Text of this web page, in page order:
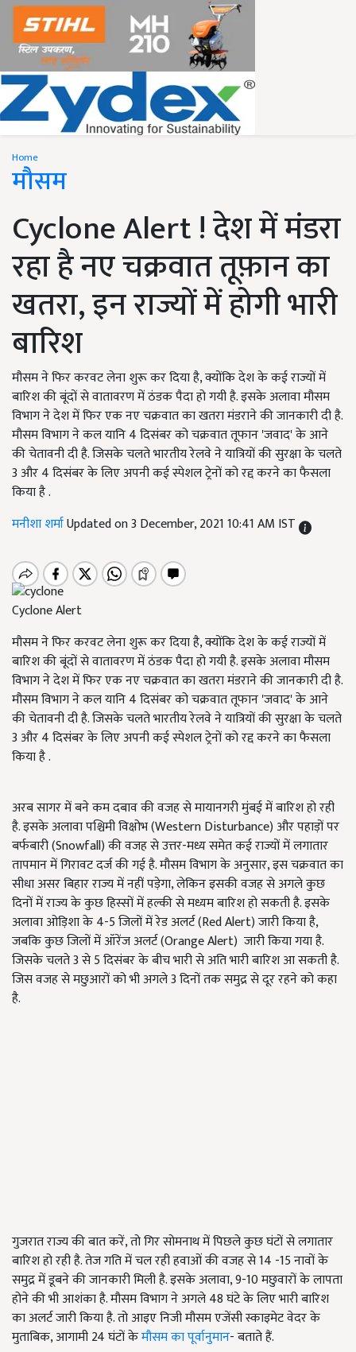
Home
मौसम
Cyclone Alert ! देश में मंडरा
रहा है नए चक्रवात तूफ़ान का
खतरा, इन राज्यों में होगी भारी
बारिश
मौसम ने फिर करवट लेना शुरू कर दिया है, क्योंकि देश के कई राज्यों में
बारिश की बूंदों से वातावरण में ठंडक पैदा हो गयी है. इसके अलावा मौसम
विभाग ने देश में फिर एक नए चक्रवात का खतरा मंडराने की जानकारी दी है.
मौसम विभाग ने कल यानि 4 दिसंबर को चक्रवात तूफान 'जवाद' के आने
की चेतावनी दी है. जिसके चलते भारतीय रेलवे ने यात्रियों की सुरक्षा के चलते
3 और 4 दिसंबर के लिए अपनी कई स्पेशल ट्रेनों को रद्द करने का फैसला
किया है .
मनीशा शर्माUpdated on 3 December, 2021 10:41 AM IST
Cyclone Alert
मौसम ने फिर करवट लेना शुरू कर दिया है, क्योंकि देश के कई राज्यों में
बारिश की बूंदों से वातावरण में ठंडक पैदा हो गयी है. इसके अलावा मौसम
विभाग ने देश में फिर एक नए चक्रवात का खतरा मंडराने की जानकारी दी है.
मौसम विभाग ने कल यानि 4 दिसंबर को चक्रवात तूफान 'जवाद' के आने
की चेतावनी दी है. जिसके चलते भारतीय रेलवे ने यात्रियों की सुरक्षा के चलते
3 और 4 दिसंबर के लिए अपनी कई स्पेशल ट्रेनों को रद्द करने का फैसला
किया है .
अरब सागर में बने कम दबाव की वजह से मायानगरी मुंबई में बारिश हो रही
है. इसके अलावा पश्चिमी विक्षोभ (Western Disturbance) और पहाड़ों पर
बर्फबारी (Snowfall) की वजह से उत्तर-मध्य समेत कई राज्यों में लगातार
तापमान में गिरावट दर्ज की गई है. मौसम विभाग के अनुसार, इस चक्रवात का
सीधा असर बिहार राज्य में नहीं पड़ेगा, लेकिन इसकी वजह से अगले कुछ
दिनों में राज्य के कुछ हिस्सों में हल्की से मध्यम बारिश हो सकती है. इसके
अलावा ओड़िशा के 4-5 जिलों में रेड अलर्ट (Red Alert) जारी किया है,
जबकि कुछ जिलों में ऑरेंज अलर्ट (Orange Alert) जारी किया गया है.
जिसके चलते 3 से 5 दिसंबर के बीच भारी से अति भारी बारिश आ सकती है.
जिस वजह से मछुआरों को भी अगले 3 दिनों तक समुद्र से दूर रहने को कहा
है.
गुजरात राज्य की बात करें, तो गिर सोमनाथ में पिछले कुछ घंटों से लगातार
बारिश हो रही है. तेज गति में चल रही हवाओं की वजह से 14 -15 नावों के
समुद्र में डूबने की जानकारी मिली है. इसके अलावा, 9-10 मछुवारों के लापता
होने की भी आशंका है. मौसम विभाग ने अगले 48 घंटे के लिए भारी बारिश
का अलर्ट जारी किया है. तो आइए निजी मौसम एजेंसी स्काइमेट वेदर के
मुताबिक, आगामी 24 घंटों केमौसम का पूर्वानुमान- बताते हैं.